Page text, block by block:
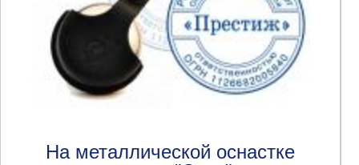
На металлической оснастке